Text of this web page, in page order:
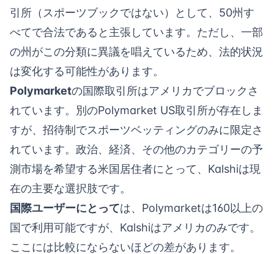
引所（スポーツブックではない）として、50州す
べてで合法であると主張しています。ただし、一部
の州がこの分類に異議を唱えているため、法的状況
は変化する可能性があります。
Polymarketの国際取引所はアメリカでブロックさ
れています。別のPolymarket US取引所が存在しま
すが、招待制でスポーツベッティングのみに限定さ
れています。政治、経済、その他のカテゴリーの予
測市場を希望する米国居住者にとって、Kalshiは現
在の主要な選択肢です。
国際ユーザーにとっては、Polymarketは160以上の
国で利用可能ですが、Kalshiはアメリカのみです。
ここには比較にならないほどの差があります。